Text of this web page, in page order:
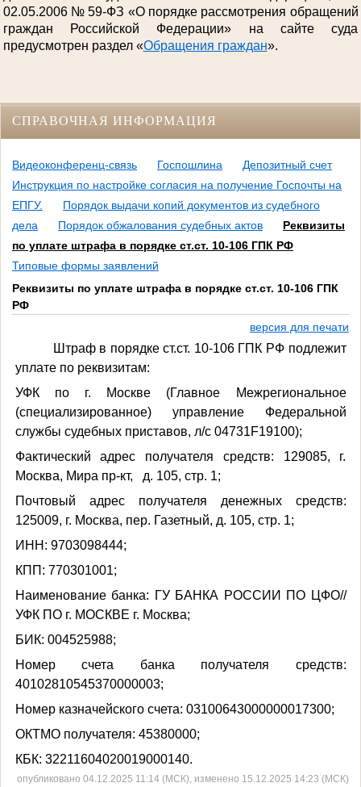
02.05.2006 № 59-ФЗ «О порядке рассмотрения обращений
граждан Российской Федерации» на сайте суда
предусмотрен раздел «Обращения граждан».
СПРАВОЧНАЯ ИНФОРМАЦИЯ
Видеоконференц-связь Госпошлина
Депозитный счет
Инструкция по настройке согласия на получение Госпочты на
ЕПГУ.
Порядок выдачи копий документов из судебного
дела
Порядок обжалования судебных актов
Реквизиты
по уплате штрафа в порядке ст.ст. 10-106 ГПК РФ
Типовые формы заявлений
Реквизиты по уплате штрафа в порядке ст.ст. 10-106 ГПК
РФ
версия для печати
Штраф в порядке ст.ст. 10-106 ГПК РФ подлежит
уплате по реквизитам:
УФК по г. Москве (Главное Межрегиональное
(специализированное) управление Федеральной
службы судебных приставов, л/с 04731F19100);
Фактический адрес получателя средств: 129085, г.
Москва, Мира пр-кт, д. 105, стр. 1;
Почтовый адрес получателя денежных средств:
125009, г. Москва, пер. Газетный, д. 105, стр. 1;
ИНН: 9703098444;
КПП: 770301001;
Наименование банка: ГУ БАНКА РОССИИ ПО ЦФО//
УФК ПО г. МОСКВЕ г. Москва;
БИК: 004525988;
Номер счета банка получателя средств:
40102810545370000003;
Номер казначейского счета: 03100643000000017300;
ОКТМО получателя: 45380000;
КБК: 32211604020019000140.
опубликовано 04.12.2025 11:14 (МСК), изменено 15.12.2025 14:23 (МСК)